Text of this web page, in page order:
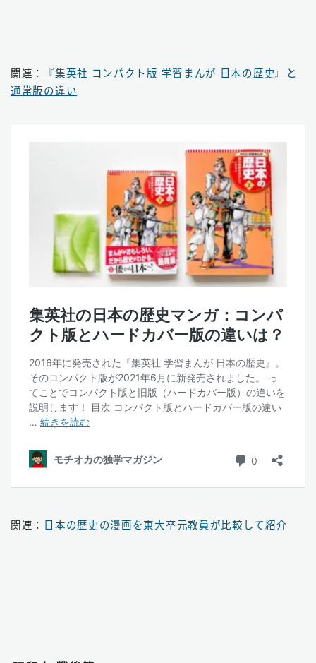
関連：
『集英社 コンパクト版 学習まんが 日本の歴史』と
通常版の違い
関連： 日本の歴史の漫画を東大卒元教員が比較して紹介